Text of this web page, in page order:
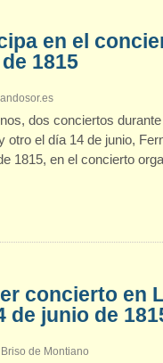
en el
1815
dos conciertos
otro el día 14 de junio,
1815, en el concierto
concierto en
de junio de
de Montiano